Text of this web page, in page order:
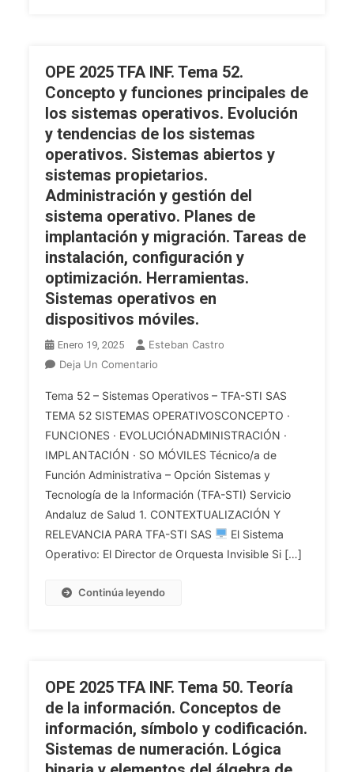
Transferencia
De
Ficheros.
Lenguajes,
Herramientas
Y
Protocolos
Para
Utilización
En
Internet.
Intranets
Y
Extranets.
Y
OPE 2025 TFA INF. Tema 52.
Concepto y funciones principales de
los sistemas operativos. Evolución
y tendencias de los sistemas
operativos. Sistemas abiertos y
sistemas propietarios.
Administración y gestión del
sistema operativo. Planes de
implantación y migración. Tareas de
instalación, configuración y
optimización. Herramientas.
Sistemas operativos en
dispositivos móviles.
Enero 19, 2025
Esteban Castro
Deja Un Comentario
2025
TFA
INF.
Tema
52.
Concepto
Y
Funciones
De
Sistemas
De
Los
Sistemas
Operativos.
Sistemas
Tema 52 – Sistemas Operativos – TFA-STI SAS
TEMA 52 SISTEMAS OPERATIVOSCONCEPTO ·
FUNCIONES · EVOLUCIÓNADMINISTRACIÓN ·
IMPLANTACIÓN · SO MÓVILES Técnico/a de
Función Administrativa – Opción Sistemas y
Tecnología de la Información (TFA-STI) Servicio
Andaluz de Salud 1. CONTEXTUALIZACIÓN Y
RELEVANCIA PARA TFA-STI SAS
El Sistema
Operativo: El Director de Orquesta Invisible Si […]
Continúa leyendo
OPE 2025 TFA INF. Tema 50. Teoría
de la información. Conceptos de
información, símbolo y codificación.
Sistemas de numeración. Lógica